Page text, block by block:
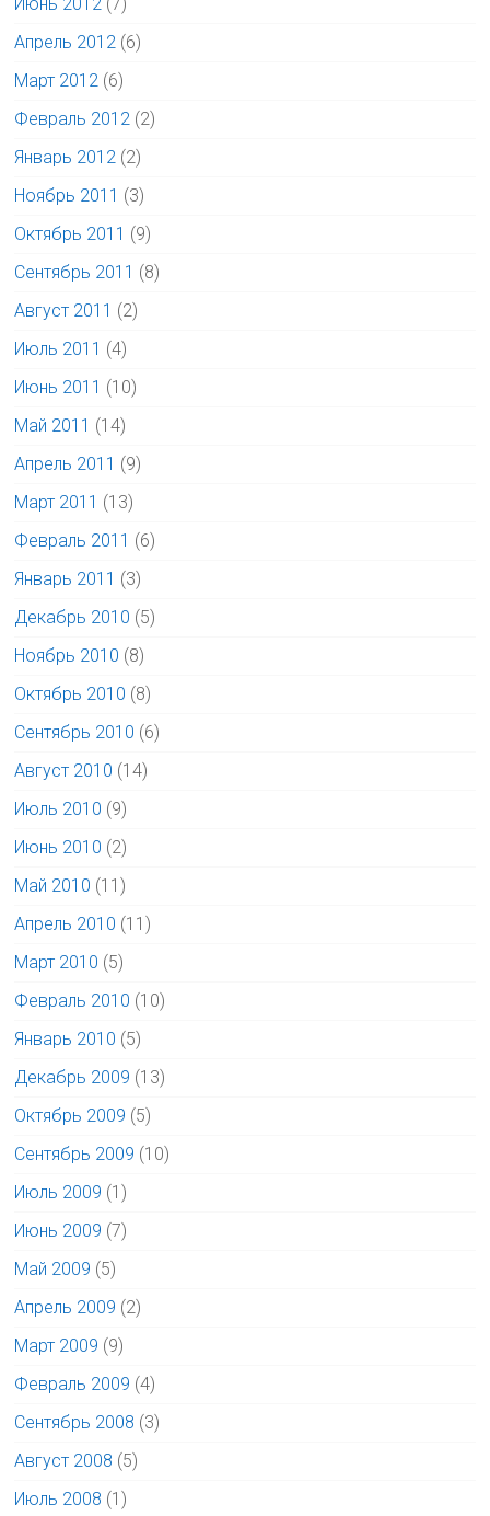
Апрель 2012 (6)
Март 2012 (6)
Февраль 2012 (2)
Январь 2012 (2)
Ноябрь 2011 (3)
Октябрь 2011 (9)
Сентябрь 2011 (8)
Август 2011 (2)
Июль 2011 (4)
Июнь 2011 (10)
Май 2011 (14)
Апрель 2011 (9)
Март 2011 (13)
Февраль 2011 (6)
Январь 2011 (3)
Декабрь 2010 (5)
Ноябрь 2010 (8)
Октябрь 2010 (8)
Сентябрь 2010 (6)
Август 2010 (14)
Июль 2010 (9)
Июнь 2010 (2)
Май 2010 (11)
Апрель 2010 (11)
Март 2010 (5)
Февраль 2010 (10)
Январь 2010 (5)
Декабрь 2009 (13)
Октябрь 2009 (5)
Сентябрь 2009 (10)
Июль 2009 (1)
Июнь 2009 (7)
Май 2009 (5)
Апрель 2009 (2)
Март 2009 (9)
Февраль 2009 (4)
Сентябрь 2008 (3)
Август 2008 (5)
Июль 2008 (1)